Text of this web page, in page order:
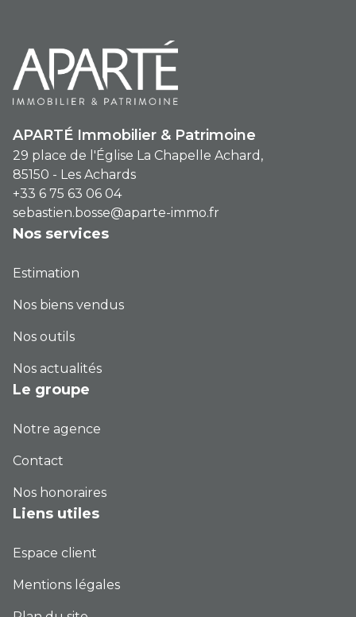
bien rare, alliant volume, luminosité et
extérieur généreux, parfait pour habiter
ou investir sereinement.
APARTÉ Immobilier & Patrimoine
29 place de l'Église La Chapelle Achard,
85150 - Les Achards
+33 6 75 63 06 04
sebastien.bosse@aparte-immo.fr
Nos services
Estimation
Nos biens vendus
Nos outils
Nos actualités
Le groupe
Notre agence
Contact
Nos honoraires
Liens utiles
Espace client
Mentions légales